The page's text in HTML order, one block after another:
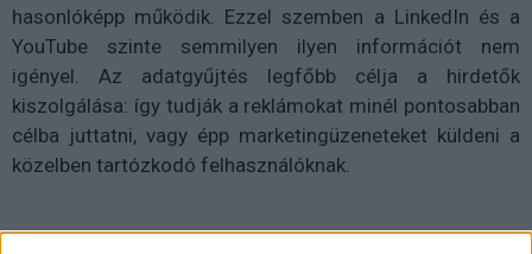
hasonlóképp működik. Ezzel szemben a LinkedIn és a
YouTube szinte semmilyen ilyen információt nem
igényel. Az adatgyűjtés legfőbb célja a hirdetők
kiszolgálása: így tudják a reklámokat minél pontosabban
célba juttatni, vagy épp marketingüzeneteket küldeni a
közelben tartózkodó felhasználóknak.